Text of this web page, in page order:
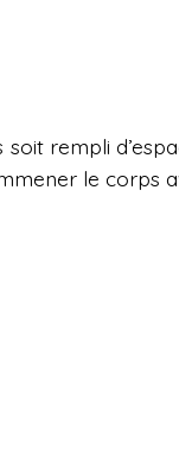
rempli
le corps